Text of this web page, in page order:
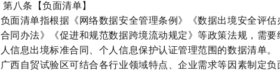
第八条【负面清单】
负面清单指根据《网络数据安全管理条例》《数据出境安全评
合同办法》《促进和规范数据跨境流动规定》等政策法规，需
人信息出境标准合同、个人信息保护认证管理范围的数据清单。
广西自贸试验区可结合各行业领域特点、企业需求等因素制定负